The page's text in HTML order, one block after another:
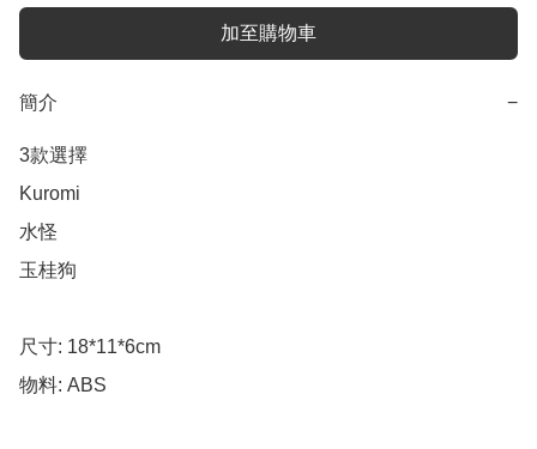
加至購物車
簡介 −
3款選擇
Kuromi
水怪
玉桂狗
尺寸: 18*11*6cm
物料: ABS